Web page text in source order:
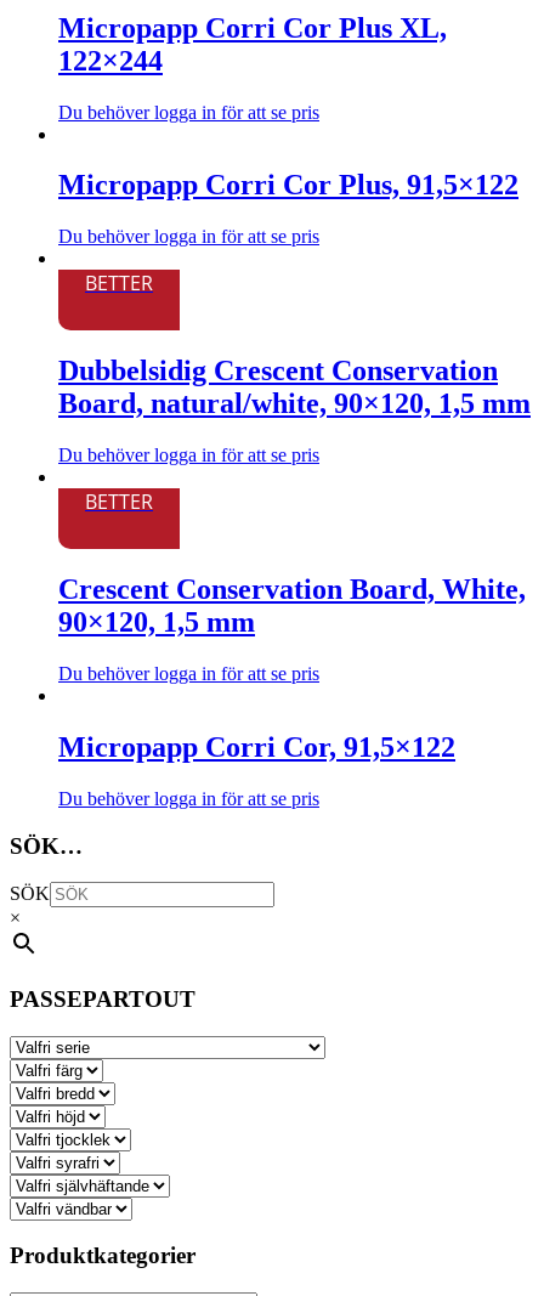
Micropapp Corri Cor Plus XL,
122×244
Du behöver logga in för att se pris
produkten
har
varianter.
olika
kan
på
produktsidan
Micropapp Corri Cor Plus, 91,5×122
Du behöver logga in för att se pris
har
varianter.
De
olika
kan
BETTER
Dubbelsidig Crescent Conservation
Board, natural/white, 90×120, 1,5 mm
Du behöver logga in för att se pris
har
varianter.
De
olika
kan
produktsidan
BETTER
Crescent Conservation Board, White,
90×120, 1,5 mm
Du behöver logga in för att se pris
produkten
har
varianter.
olika
kan
väljas
Micropapp Corri Cor, 91,5×122
Du behöver logga in för att se pris
här
har
flera
alternativen
väljas
på
produktsidan
SÖK…
SÖK
×
PASSEPARTOUT
Produktkategorier